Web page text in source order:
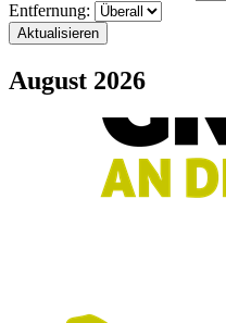
Entfernung:
Aktualisieren
August 2026